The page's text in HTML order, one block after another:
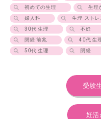
初めての生理
生理
婦人科
生理 ストレ
30代 生理
不妊
閉経 前兆
40代 生
50代 生理
閉経
受験
妊活